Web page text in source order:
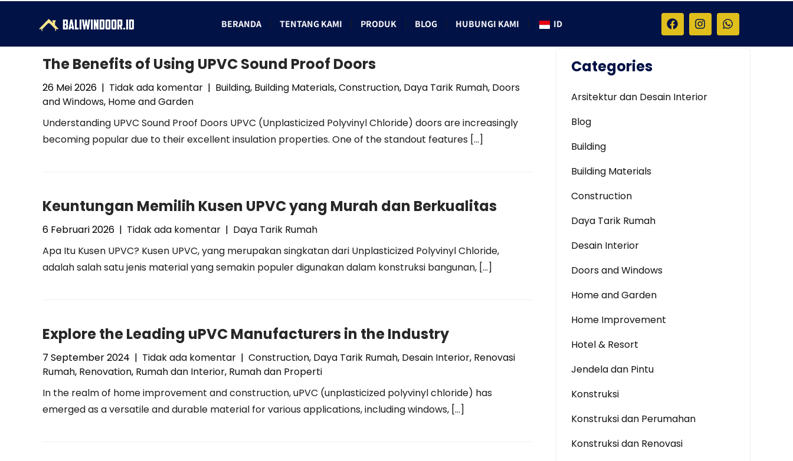
BERANDA TENTANG KAMI PRODUK BLOG HUBUNGI KAMI ID
The Benefits of Using UPVC Sound Proof Doors
26 Mei 2026 | Tidak ada komentar | Building, Building Materials,Construction, Daya Tarik Rumah, Doors
and Windows, Home and Garden
Understanding UPVC Sound Proof Doors UPVC (Unplasticized Polyvinyl Chloride) doors are increasingly
becoming popular due to their excellent insulation properties. One of the standout features […]
Keuntungan Memilih Kusen UPVC yang Murah dan Berkualitas
6 Februari 2026 | Tidak ada komentar | Daya Tarik Rumah
Apa Itu Kusen UPVC? Kusen UPVC, yang merupakan singkatan dari Unplasticized Polyvinyl Chloride,
adalah salah satu jenis material yang semakin populer digunakan dalam konstruksi bangunan, […]
Explore the Leading uPVC Manufacturers in the Industry
7 September 2024 | Tidak ada komentar | Construction, Daya Tarik Rumah, Desain Interior, Renovasi
Rumah, Renovation, Rumah dan Interior, Rumah dan Properti
In the realm of home improvement and construction, uPVC (unplasticized polyvinyl chloride) has
emerged as a versatile and durable material for various applications, including windows, […]
Categories
Arsitektur dan Desain Interior
Blog
Building
Building Materials
Construction
Daya Tarik Rumah
Desain Interior
Doors and Windows
Home and Garden
Home Improvement
Hotel & Resort
Jendela dan Pintu
Konstruksi
Konstruksi dan Perumahan
Konstruksi dan Renovasi